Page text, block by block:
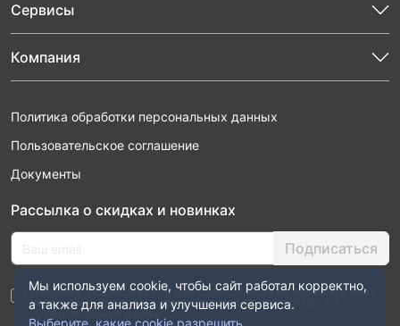
Сервисы
Компания
Политика обработки персональных данных
Пользовательское соглашение
Документы
Рассылка о скидках и новинках
Подписаться
Нажимая “Подписаться”, я даю свое согласие на обработку моих
персональных данных в соответствии с законом №152-ФЗ
“О персональных данных”
Мы используем cookie, чтобы сайт работал корректно,
а также для анализа и улучшения сервиса.
Выберите, какие cookie разрешить